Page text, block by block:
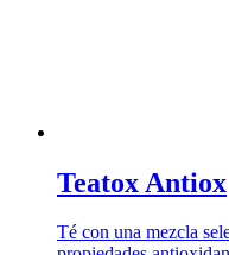
Teatox Antiox
Té con una mezcla